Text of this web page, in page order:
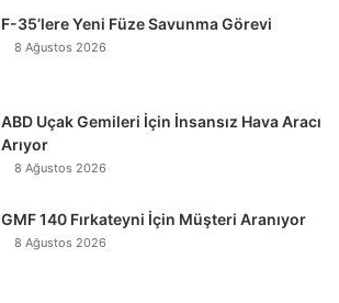
F-35’lere Yeni Füze Savunma Görevi
8 Ağustos 2026
ABD Uçak Gemileri İçin İnsansız Hava Aracı
Arıyor
8 Ağustos 2026
GMF 140 Fırkateyni İçin Müşteri Aranıyor
8 Ağustos 2026